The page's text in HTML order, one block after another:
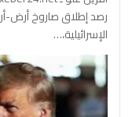
رصد إطلاق صاروخ أرض-
الإسرائيلية،…